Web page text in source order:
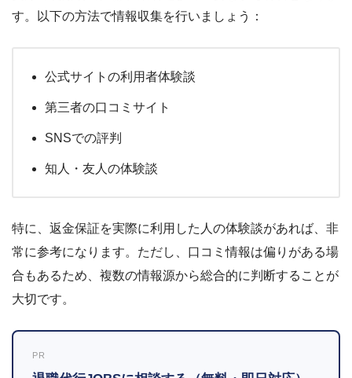
す。以下の方法で情報収集を行いましょう：
公式サイトの利用者体験談
第三者の口コミサイト
SNSでの評判
知人・友人の体験談
特に、返金保証を実際に利用した人の体験談があれば、非
常に参考になります。ただし、口コミ情報は偏りがある場
合もあるため、複数の情報源から総合的に判断することが
大切です。
PR